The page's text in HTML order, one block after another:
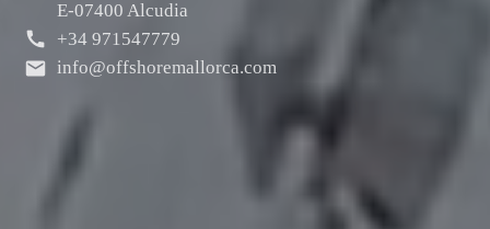
E-07400 Alcudia
+34 971547779
info@offshoremallorca.com